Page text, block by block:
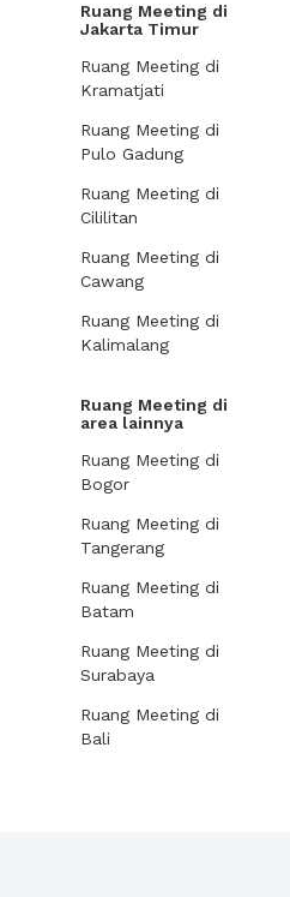
Ruang Meeting di
Jakarta Timur
Ruang Meeting di
Kramatjati
Ruang Meeting di
Pulo Gadung
Ruang Meeting di
Cililitan
Ruang Meeting di
Cawang
Ruang Meeting di
Kalimalang
Ruang Meeting di
area lainnya
Ruang Meeting di
Bogor
Ruang Meeting di
Tangerang
Ruang Meeting di
Batam
Ruang Meeting di
Surabaya
Ruang Meeting di
Bali